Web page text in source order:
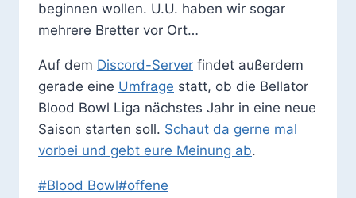
beginnen wollen. U.U. haben wir sogar
mehrere Bretter vor Ort…
Auf dem Discord-Server findet außerdem
gerade eine Umfrage statt, ob die Bellator
Blood Bowl Liga nächstes Jahr in eine neue
Saison starten soll. Schaut da gerne mal
vorbei und gebt eure Meinung ab.
Schlagworte:
#Blood Bowl#offene